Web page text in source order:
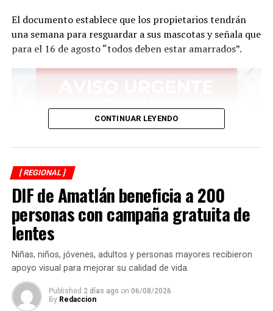
El documento establece que los propietarios tendrán
una semana para resguardar a sus mascotas y señala que
para el 16 de agosto “todos deben estar amarrados”.
CONTINUAR LEYENDO
[ REGIONAL ]
DIF de Amatlán beneficia a 200
personas con campaña gratuita de
lentes
Niñas, niños, jóvenes, adultos y personas mayores recibieron
apoyo visual para mejorar su calidad de vida.
Published 2 días ago on 06/08/2026
By Redaccion